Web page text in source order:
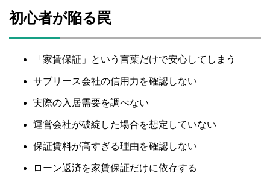
初心者が陥る罠
「家賃保証」という言葉だけで安心してしまう
サブリース会社の信用力を確認しない
実際の入居需要を調べない
運営会社が破綻した場合を想定していない
保証賃料が高すぎる理由を確認しない
ローン返済を家賃保証だけに依存する